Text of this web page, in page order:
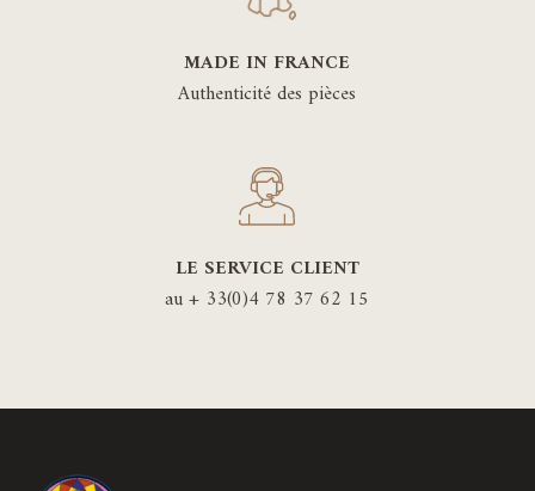
MADE IN FRANCE
Authenticité des pièces
LE SERVICE CLIENT
au + 33(0)4 78 37 62 15